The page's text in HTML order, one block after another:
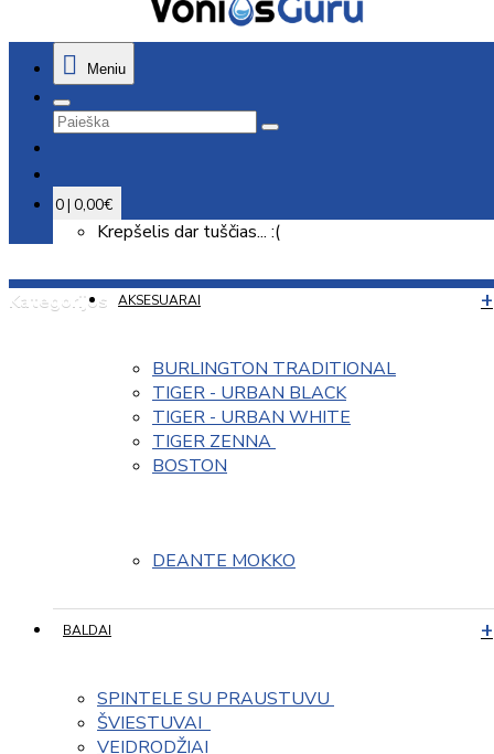
Meniu
0 | 0,00€
Krepšelis dar tuščias... :(
Kategorijos AKSESUARAI
BURLINGTON TRADITIONAL
TIGER - URBAN BLACK
TIGER - URBAN WHITE
TIGER ZENNA
BOSTON
DEANTE MOKKO
BALDAI
SPINTELE SU PRAUSTUVU
ŠVIESTUVAI
VEIDRODŽIAI